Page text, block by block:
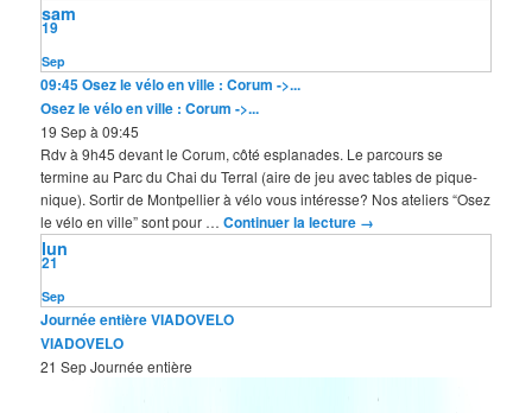
Sep
19
sam
09:45Osez le vélo en ville : Corum ->...
Osez le vélo en ville : Corum ->...
19 Sep à 09:45
Rdv à 9h45 devant le Corum, côté esplanades. Le parcours se
termine au Parc du Chai du Terral (aire de jeu avec tables de pique-
nique). Sortir de Montpellier à vélo vous intéresse? Nos ateliers “Osez
le vélo en ville” sont pour …Continuer la lecture →
Sep
21
lun
Journée entièreVIADOVELO
VIADOVELO
21 SepJournée entière